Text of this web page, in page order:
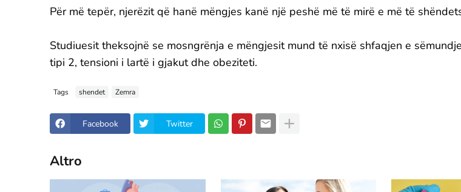
Për më tepër, njerëzit që hanë mëngjes kanë një peshë më të mirë e më të
Studiuesit theksojnë se mosngrënja e mëngjesit mund të nxisë shfaqjen e
tipi 2, tensioni i lartë i gjakut dhe obeziteti.
Tags shendet Zemra
Facebook Twitter
Altro